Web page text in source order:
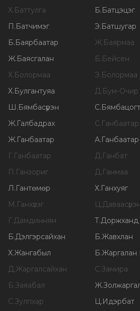
Х.Баттулга Б.Батцэцэг
П.Батчимэг Э.Батшугар
Б.Баярбаатар Ж.Баярмаа
Ж.Баясгалан Б.Бейсен
Х.Болормаа Э.Болормаа
Х.Булгантуяа Д.Бум-Очир
Ш.Бямбасүрэн С.Бямбацогт
Ж.Галбадрах С.Ганбаатар
Ж.Ганбаатар А.Ганбаатар
Г.Ганбаатар Д.Ганбат
П.Ганзориг Д.Ганмаа
Л.Гантөмөр Х.Ганхуяг
М.Ганхүлэг Ц.
Г.Дамдинням Т.Доржханд
Б.Дэлгэрсайхан Б.Жавхлан
Х.Жангабыл Б.Жаргалан
Д.Жаргалсайхан С.Замира
Б.Заяабал Ж.
С.Зулпхар Ц.Идэрбат